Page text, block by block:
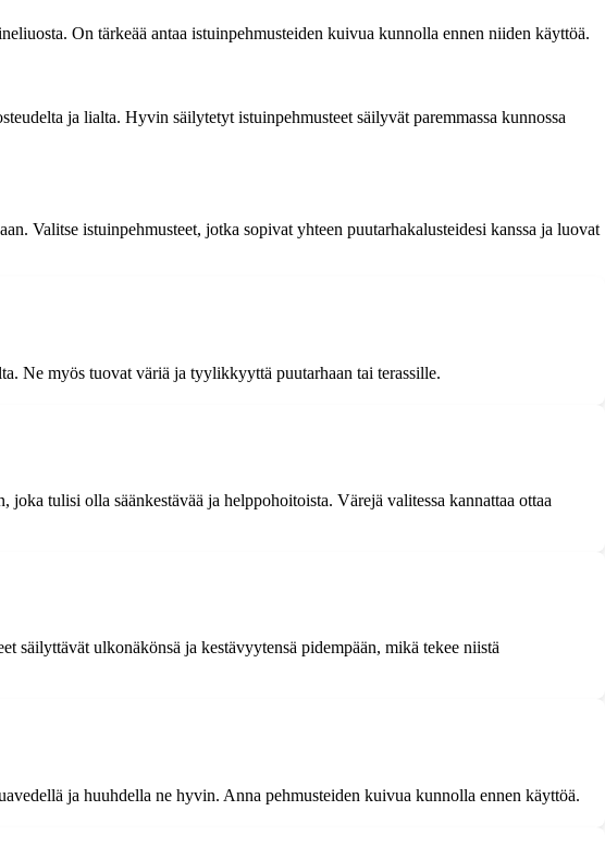
On tärkeää antaa istuinpehmusteiden kuivua kunnolla ennen niiden käyttöä.
ja lialta. Hyvin säilytetyt istuinpehmusteet säilyvät paremmassa kunnossa
Valitse istuinpehmusteet, jotka sopivat yhteen puutarhakalusteidesi kanssa ja luovat
Ne myös tuovat väriä ja tyylikkyyttä puutarhaan tai terassille.
tulisi olla säänkestävää ja helppohoitoista. Värejä valitessa kannattaa ottaa
säilyttävät ulkonäkönsä ja kestävyytensä pidempään, mikä tekee niistä
ja huuhdella ne hyvin. Anna pehmusteiden kuivua kunnolla ennen käyttöä.